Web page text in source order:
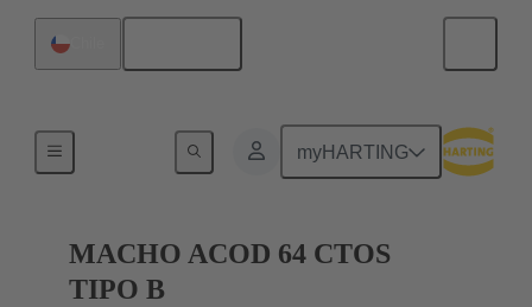
myHARTING
Terminación de placa madre a tarjeta hija
MACHO ACOD 64 CTOS
TIPO B